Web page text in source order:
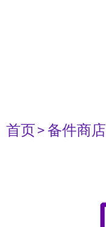
首页> 备件商店